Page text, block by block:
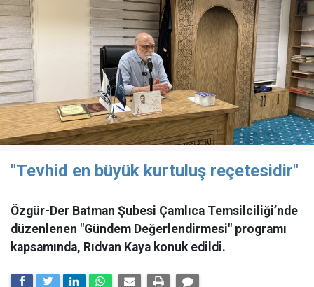
"Tevhid en büyük kurtuluş reçetesidir"
Özgür-Der Batman Şubesi Çamlıca Temsilciliği’nde
düzenlenen "Gündem Değerlendirmesi" programı
kapsamında, Rıdvan Kaya konuk edildi.